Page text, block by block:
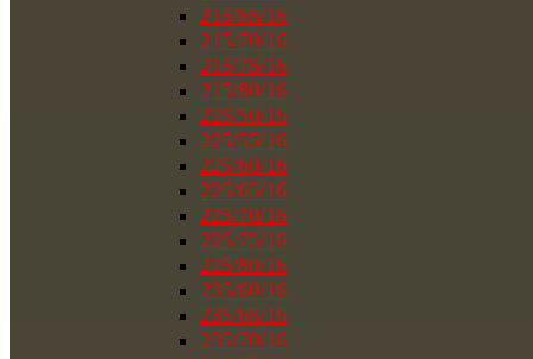
215/65/16
215/70/16
215/75/16
215/80/16
225/50/16
225/55/16
225/60/16
225/65/16
225/70/16
225/75/16
225/80/16
235/60/16
235/65/16
235/70/16